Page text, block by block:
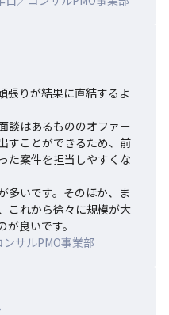
張りが結果に直結するよ
談はあるもののオファー
すことができるため、前
た案件を担当しやすくな
多いです。そのほか、ま
これから徐々に規模が大
良いです。
サルPMO事業部